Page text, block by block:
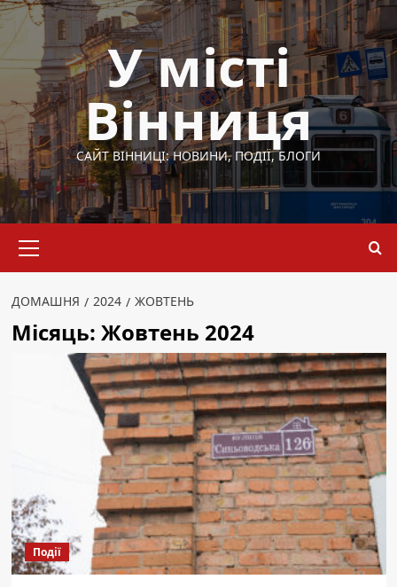
Перейти
до
вмісту
У місті
Вінниця
САЙТ ВІННИЦІ: НОВИНИ, ПОДІЇ, БЛОГИ
меню
ДОМАШНЯ 2024 ЖОВТЕНЬ
Місяць: Жовтень 2024
Події